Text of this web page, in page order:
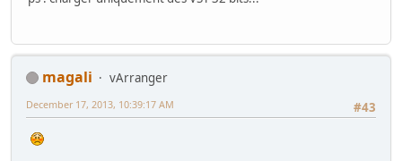
magali
vArranger
#43
December 17, 2013, 10:39:17 AM